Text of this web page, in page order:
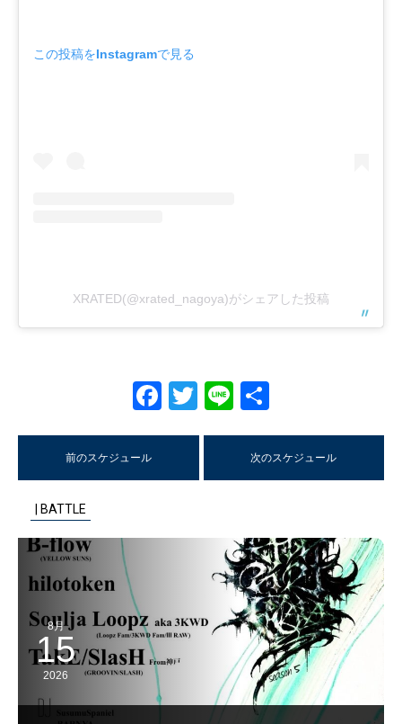
この投稿をInstagramで見る
XRATED(@xrated_nagoya)がシェアした投稿
Facebook
Twitter
Line
前のスケジュール 次のスケジュール
| BATTLE
8月
15
2026